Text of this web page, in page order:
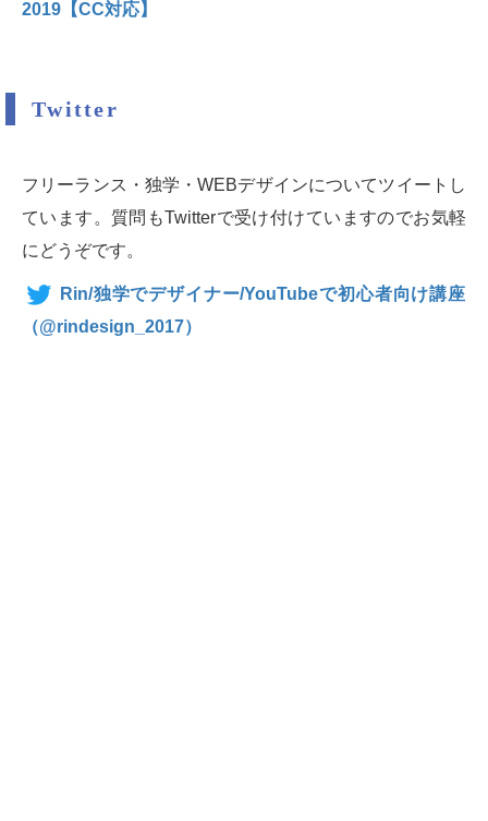
2019【CC対応】
Twitter
フリーランス・独学・WEBデザインについてツイートし
ています。質問もTwitterで受け付けていますのでお気軽
にどうぞです。
（@rindesign_2017）